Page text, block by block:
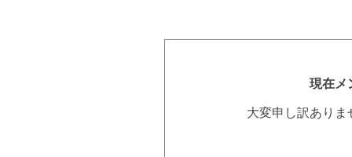
現在メ
大変申し訳あり